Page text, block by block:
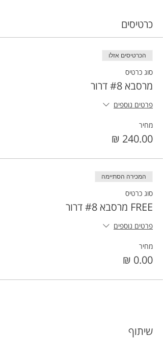
כרטיסים
הכרטיסים אזלו
סוג כרטיס
מרסבא #8 דרור
פרטים נוספים
מחיר
המכירה הסתיימה
סוג כרטיס
FREE מרסבא #8 דרור
פרטים נוספים
מחיר
שיתוף